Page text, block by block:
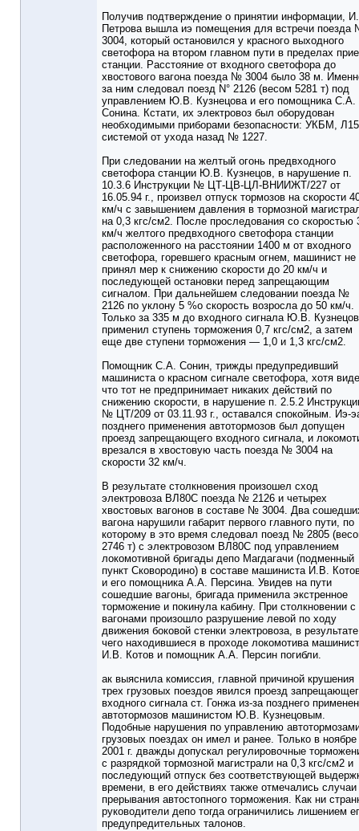
Получив подтверждение о принятии информации,
Петрова вышла иэ помещения для встречи поезда
3004, который остановился у красного выходного
светофора на втором главном пути в пределах
станции. Расстояние от входного светофора до
хвостового вагона поезда № 3004 было 38 м.
за ним следовал поезд N° 2126 (весом 5281 т) под
управлением Ю.В. Кузнецова и его помощника С.А.
Сонина. Кстати, их электровоз был оборудован
необходимыми приборами безопасности: УКБМ,
системой от ухода назад № 1227.
При следовании на желтый огонь предвходного
светофора станции Ю.В. Кузнецов, в нарушение п.
10.3.6 Инструкции № ЦТ-ЦВ-ЦЛ-ВНИИЖТ/227 от
16.05.94 г., произвел отпуск тормозов на скорости
км/ч с завышением давления в тормозной
на 0,3 кгс/см2. После проследования со скоростью
км/ч желтого предвходного светофора станции
расположенного на расстоянии 1400 м от входного
светофора, горевшего красным огнем, машинист не
принял мер к снижению скорости до 20 км/ч и
последующей остановки перед запрещающим
сигналом. При дальнейшем следовании поезда №
2126 по уклону 5 %о скорость возросла до 50 км/ч.
Только за 335 м до входного сигнала Ю.В. Кузнецов
применил ступень торможения 0,7 кгс/см2, а затем
еще две ступени торможения — 1,0 и 1,3 кгс/см2.
Помощник С.А. Сонин, трижды предупредивший
машиниста о красном сигнале светофора, хотя
что тот не предпринимает никаких действий по
снижению скорости, в нарушение п. 2.5.2
№ ЦТ/209 от 03.11.93 г., оставался спокойным. Иэ-
позднего применения автотормозов был допущен
проезд запрещающего входного сигнала, и
врезался в хвостовую часть поезда № 3004 на
скорости 32 км/ч.
В результате столкновения произошел сход
электровоза ВЛ80С поезда № 2126 и четырех
хвостовых вагонов в составе № 3004. Два
вагона нарушили габарит первого главного пути, по
которому в это время следовал поезд № 2805
2746 т) с электровозом ВЛ80С под управлением
локомотивной бригады депо Магдагачи (подменный
пункт Сковородино) в составе машиниста И.В.
и его помощника А.А. Персина. Увидев на пути
сошедшие вагоны, бригада применила экстренное
торможение и покинула кабину. При столкновении с
вагонами произошло разрушение левой по ходу
движения боковой стенки электровоза, в результате
чего находившиеся в проходе локомотива машинист
И.В. Котов и помощник А.А. Персин погибли.
ак выяснила комиссия, главной причиной крушения
трех грузовых поездов явился проезд
входного сигнала ст. Гонжа из-за позднего
автотормозов машинистом Ю.В. Кузнецовым.
Подобные нарушения по управлению
грузовых поездах он имел и ранее. Только в ноябре
2001 г. дважды допускал регулировочные
с разрядкой тормозной магистрали на 0,3 кгс/см2 и
последующий отпуск без соответствующей
времени, в его действиях также отмечались случаи
прерывания автостопного торможения. Как ни
руководители депо тогда ограничились лишением
предупредительных талонов.